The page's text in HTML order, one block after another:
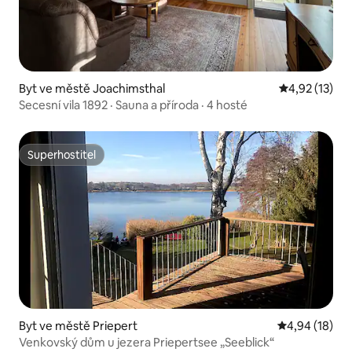
Byt ve městě Joachimsthal Průměrné
4,92 (13)
Secesní vila 1892 · Sauna a příroda · 4 hosté
Superhostitel
Superhostitel
Byt ve městě Priepert Průměrné
4,94 (18)
Venkovský dům u jezera Priepertsee „Seeblick“